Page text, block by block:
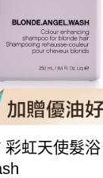
彩虹天使髮浴